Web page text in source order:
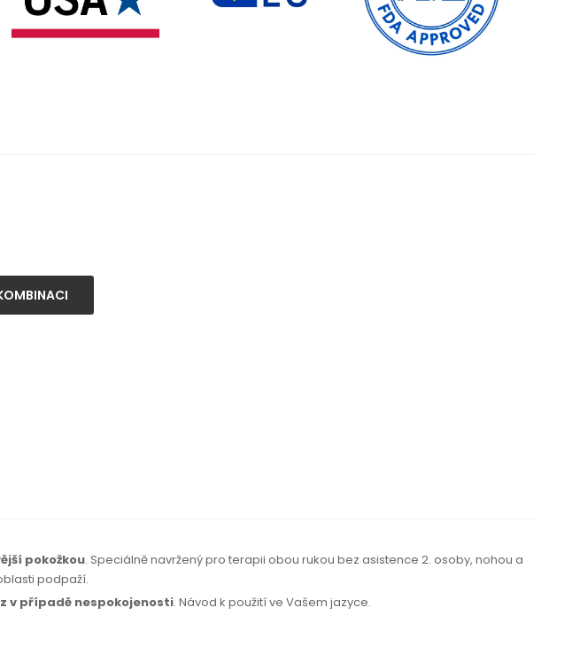
pokožkou. Speciálně navržený pro terapii obou rukou bez asistence 2. osoby, nohou a
podpaží.
v případě nespokojenosti. Návod k použitíve Vašem jazyce.